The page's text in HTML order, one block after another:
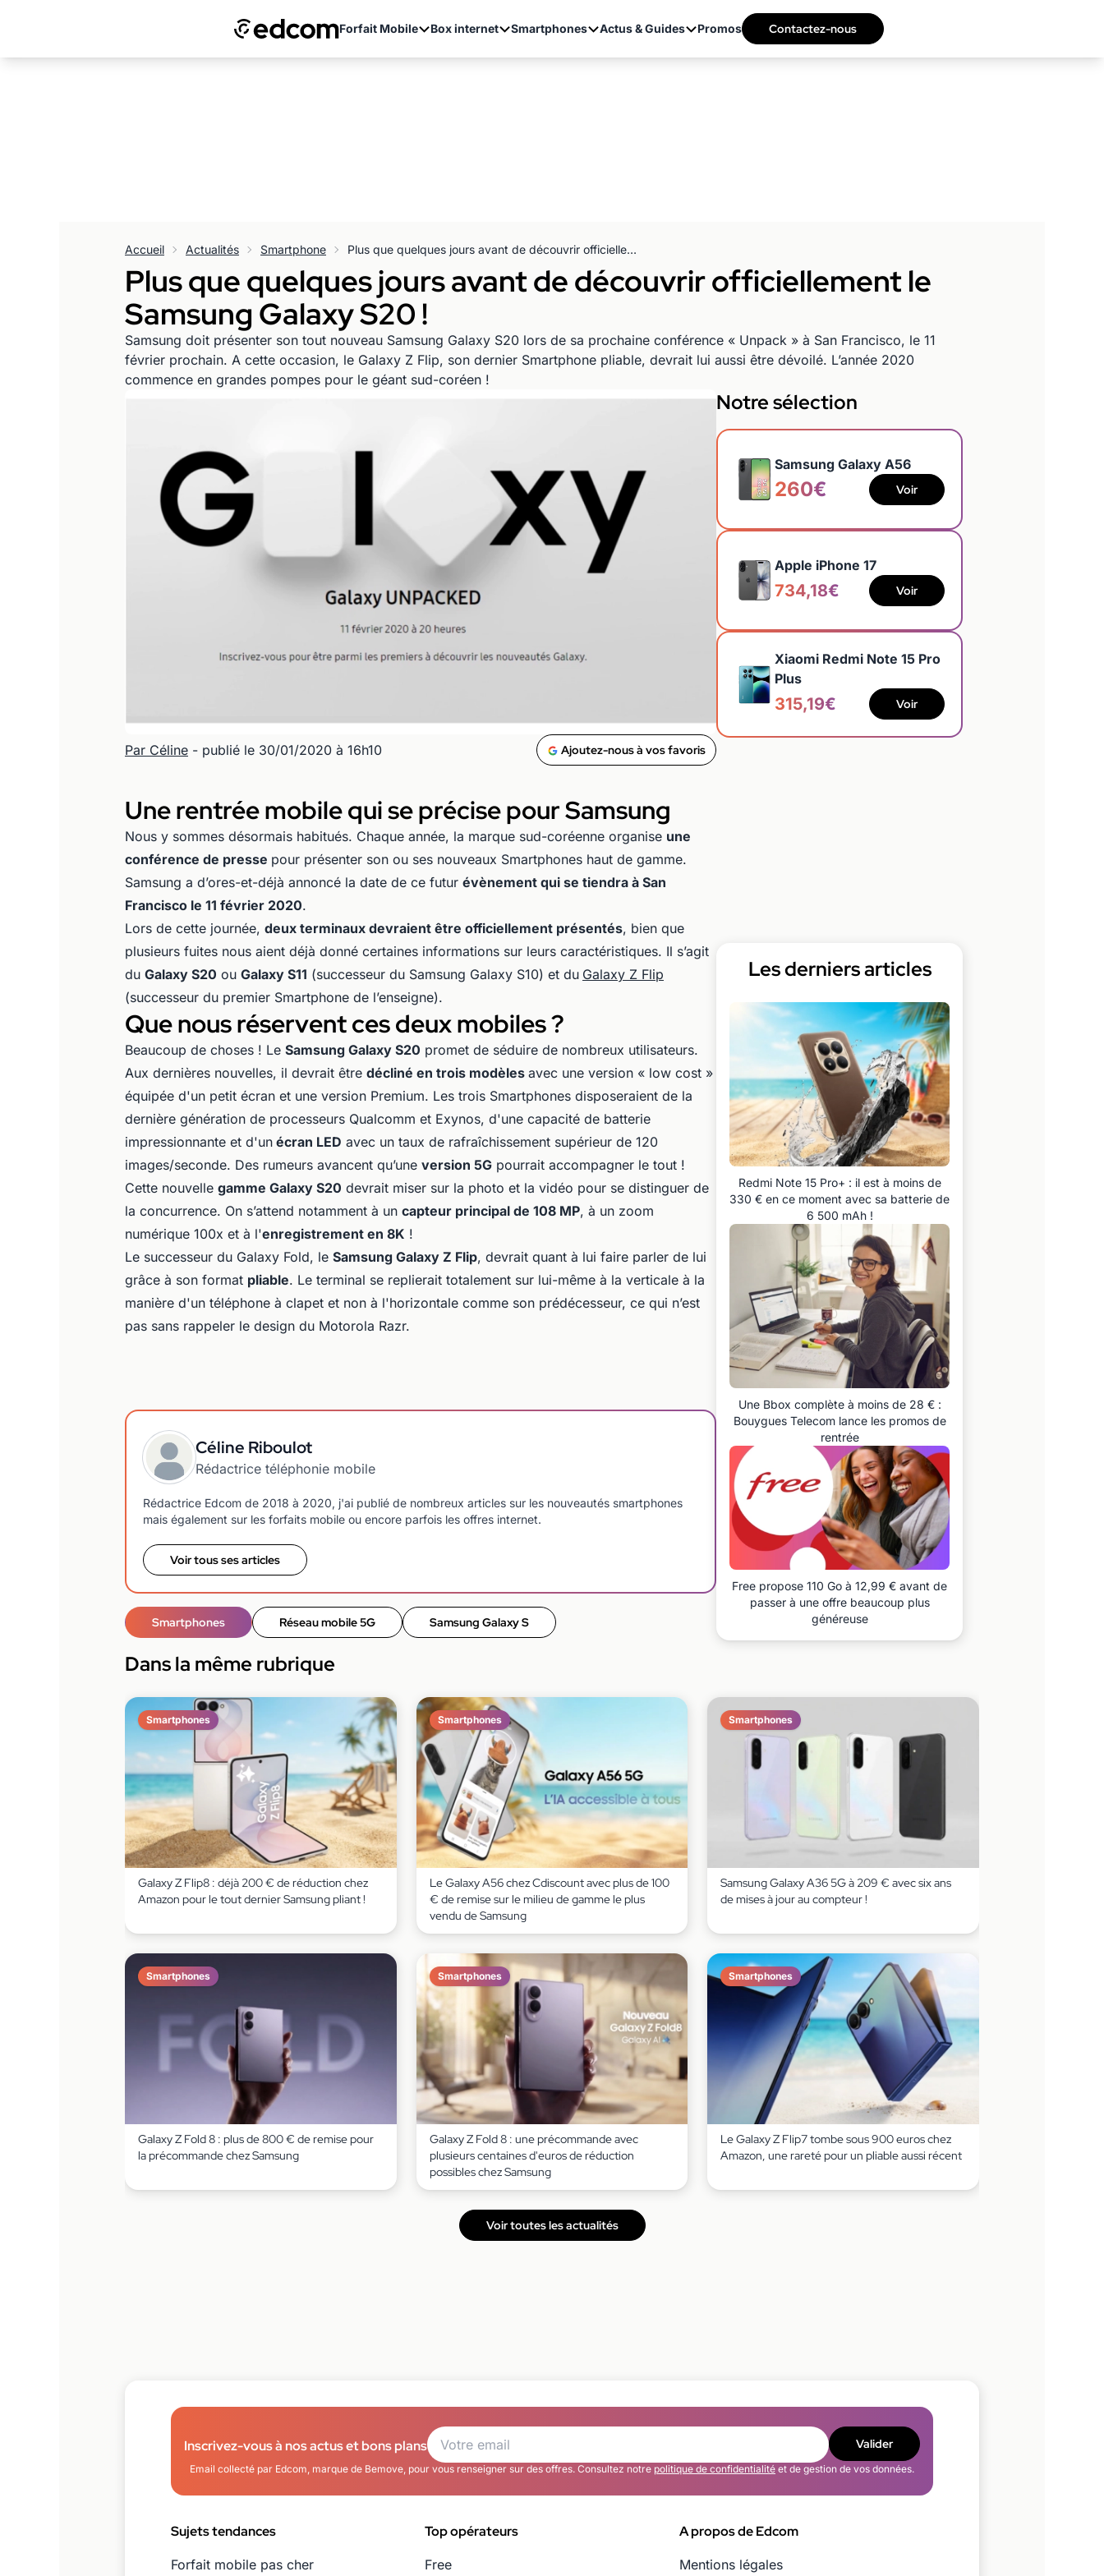
Forfait Mobile Box internet Smartphones Actus & Guides Promos Contactez-nous
Accueil Actualités Smartphone Plus que quelques jours avant de découvrir officiellement le Samsung Galaxy S20 !
Plus que quelques jours avant de découvrir officiellement le
Samsung Galaxy S20 !
Samsung doit présenter son tout nouveau Samsung Galaxy S20 lors de sa prochaine conférence « Unpack » à San Francisco, le 11
février prochain. A cette occasion, le Galaxy Z Flip, son dernier Smartphone pliable, devrait lui aussi être dévoilé. L’année 2020
commence en grandes pompes pour le géant sud-coréen !
Par Céline - publié le 30/01/2020 à 16h10 Ajoutez-nous à vos favoris
Une rentrée mobile qui se précise pour Samsung
Nous y sommes désormais habitués. Chaque année, la marque sud-coréenne organise une
conférence de presse pour présenter son ou ses nouveaux Smartphones haut de gamme.
Samsung a d’ores-et-déjà annoncé la date de ce futur évènement qui se tiendra à San
Francisco le 11 février 2020.
Lors de cette journée, deux terminaux devraient être officiellement présentés, bien que
plusieurs fuites nous aient déjà donné certaines informations sur leurs caractéristiques. Il s’agit
du Galaxy S20 ou Galaxy S11 (successeur du Samsung Galaxy S10) et du Galaxy Z Flip
(successeur du premier Smartphone de l’enseigne).
Que nous réservent ces deux mobiles ?
Beaucoup de choses ! Le Samsung Galaxy S20 promet de séduire de nombreux utilisateurs.
Aux dernières nouvelles, il devrait être décliné en trois modèles avec une version « low cost »
équipée d'un petit écran et une version Premium. Les trois Smartphones disposeraient de la
dernière génération de processeurs Qualcomm et Exynos, d'une capacité de batterie
impressionnante et d'un écran LED avec un taux de rafraîchissement supérieur de 120
images/seconde. Des rumeurs avancent qu’une version 5G pourrait accompagner le tout !
Cette nouvelle gamme Galaxy S20 devrait miser sur la photo et la vidéo pour se distinguer de
la concurrence. On s’attend notamment à un capteur principal de 108 MP, à un zoom
numérique 100x et à l'enregistrement en 8K !
Le successeur du Galaxy Fold, le Samsung Galaxy Z Flip, devrait quant à lui faire parler de lui
grâce à son format pliable. Le terminal se replierait totalement sur lui-même à la verticale à la
manière d'un téléphone à clapet et non à l'horizontale comme son prédécesseur, ce qui n’est
pas sans rappeler le design du Motorola Razr.
Céline Riboulot
Rédactrice téléphonie mobile
Rédactrice Edcom de 2018 à 2020, j'ai publié de nombreux articles sur les nouveautés smartphones
mais également sur les forfaits mobile ou encore parfois les offres internet.
Voir tous ses articles
Smartphones Réseau mobile 5G Samsung Galaxy S
Notre sélection
Samsung Galaxy A56
260€ Voir
Apple iPhone 17
734,18€ Voir
Xiaomi Redmi Note 15 Pro
Plus
315,19€ Voir
Les derniers articles
Redmi Note 15 Pro+ : il est à moins de
330 € en ce moment avec sa batterie de
6 500 mAh !
Une Bbox complète à moins de 28 € :
Bouygues Telecom lance les promos de
rentrée
Free propose 110 Go à 12,99 € avant de
passer à une offre beaucoup plus
généreuse
Dans la même rubrique
Smartphones
Galaxy Z Flip8 : déjà 200 € de réduction chez
Amazon pour le tout dernier Samsung pliant !
Smartphones
Le Galaxy A56 chez Cdiscount avec plus de 100
€ de remise sur le milieu de gamme le plus
vendu de Samsung
Smartphones
Samsung Galaxy A36 5G à 209 € avec six ans
de mises à jour au compteur !
Smartphones
Galaxy Z Fold 8 : plus de 800 € de remise pour
la précommande chez Samsung
Smartphones
Galaxy Z Fold 8 : une précommande avec
plusieurs centaines d'euros de réduction
possibles chez Samsung
Smartphones
Le Galaxy Z Flip7 tombe sous 900 euros chez
Amazon, une rareté pour un pliable aussi récent
Voir toutes les actualités
Inscrivez-vous à nos actus et bons plans Valider
Email collecté par Edcom, marque de Bemove, pour vous renseigner sur des offres. Consultez notre politique de confidentialité et de gestion de vos données.
Sujets tendances
Forfait mobile pas cher
Top opérateurs
Free
A propos de Edcom
Mentions légales